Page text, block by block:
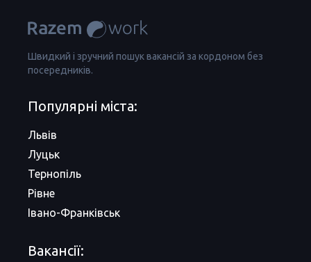
Швидкий і зручний пошук вакансій за кордоном без
посередників.
Популярні міста:
Львів
Луцьк
Тернопіль
Рівне
Івано-Франківськ
Вакансії: